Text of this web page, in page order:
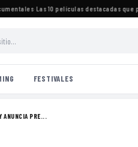
·Las 10 películas destacadas que
FESTIVALES
ANUNCIA PRE...